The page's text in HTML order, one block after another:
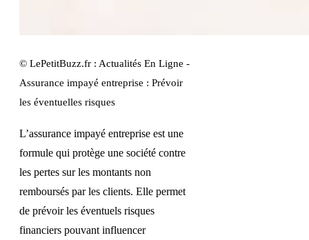
© LePetitBuzz.fr : Actualités En Ligne -
Assurance impayé entreprise : Prévoir
les éventuelles risques
L’assurance impayé entreprise est une
formule qui protège une société contre
les pertes sur les montants non
remboursés par les clients. Elle permet
de prévoir les éventuels risques
financiers pouvant influencer